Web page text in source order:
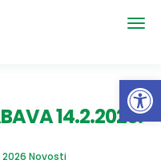
14.2.2026.
2026 Novosti